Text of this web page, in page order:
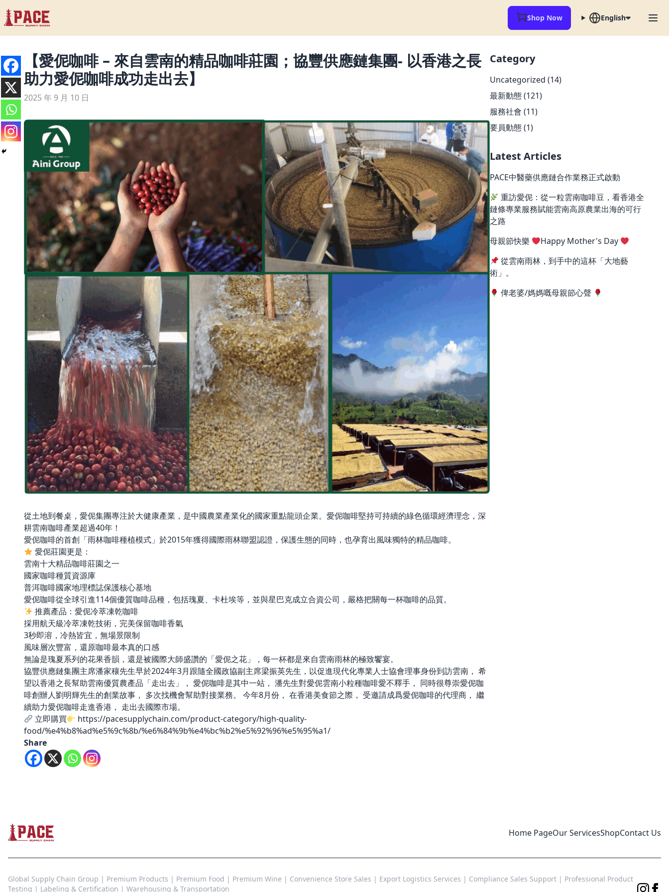
Shop Now English
【愛伲咖啡 – 來自雲南的精品咖啡莊園；協豐供應鏈集團- 以香港之長
助力愛伲咖啡成功走出去】
2025 年 9 月 10 日
從土地到餐桌，愛伲集團專注於大健康產業，是中國農業產業化的國家重點龍頭企業。愛伲咖啡堅持可持續的綠色循環經濟理念，深
耕雲南咖啡產業超過40年！
愛伲咖啡的首創「雨林咖啡種植模式」於2015年獲得國際雨林聯盟認證，保護生態的同時，也孕育出風味獨特的精品咖啡。
愛伲莊園更是：
雲南十大精品咖啡莊園之一
國家咖啡種質資源庫
普洱咖啡國家地理標誌保護核心基地
愛伲咖啡從全球引進114個優質咖啡品種，包括瑰夏、卡杜埃等，並與星巴克成立合資公司，嚴格把關每一杯咖啡的品質。
推薦產品：愛伲冷萃凍乾咖啡
採用航天級冷萃凍乾技術，完美保留咖啡香氣
3秒即溶，冷熱皆宜，無場景限制
風味層次豐富，還原咖啡最本真的口感
無論是瑰夏系列的花果香韻，還是被國際大師盛讚的「愛伲之花」，每一杯都是來自雲南雨林的極致饗宴。
協豐供應鏈集團主席潘家穰先生早於2024年3月跟隨全國政協副主席梁振英先生，以促進現代化專業人士協會理事身份到訪雲南， 希
望以香港之長幫助雲南優質農產品「走出去」， 愛伲咖啡是其中一站， 潘先生對愛伲雲南小粒種咖啡愛不釋手， 同時很尊崇愛伲咖
啡創辦人劉明輝先生的創業故事， 多次找機會幫助對接業務。 今年8月份， 在香港美食節之際， 受邀請成爲愛伲咖啡的代理商， 繼
續助力愛伲咖啡走進香港， 走出去國際市場。
立即購買
https://pacesupplychain.com/product-category/high-quality-
food/%e4%b8%ad%e5%9c%8b/%e6%84%9b%e4%bc%b2%e5%92%96%e5%95%a1/
Share
Category
Uncategorized (14)
最新動態(121)
服務社會 (11)
要員動態(1)
Latest Articles
PACE中醫藥供應鏈合作業務正式啟動
重訪愛伲：從一粒雲南咖啡豆，看香港全
鏈條專業服務賦能雲南高原農業出海的可行
之路
母親節快樂
Happy Mother's Day
從雲南雨林，到手中的這杯「大地藝
術」。
俾老婆/媽媽嘅母親節心聲
Home PageOur ServicesShopContact Us
Global Supply Chain Group | Premium Products | Premium Food | Premium Wine | Convenience Store Sales | Export Logistics Services | Compliance Sales Support | Professional Product
Testing | Labeling & Certification | Warehousing & Transportation